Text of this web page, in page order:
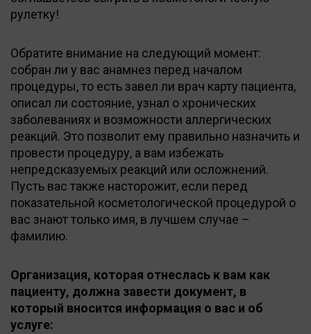
рулетку!
Обратите внимание на следующий момент:
собран ли у вас анамнез перед началом
процедуры, то есть завел ли врач карту пациента,
описал ли состояние, узнал о хронических
заболеваниях и возможности аллергических
реакций. Это позволит ему правильно назначить и
провести процедуру, а вам избежать
непредсказуемых реакций или осложнений.
Пусть вас также насторожит, если перед
показательной косметологической процедурой о
вас знают только имя, в лучшем случае –
фамилию.
Организация, которая отнеслась к вам как
пациенту, должна завести документ, в
который вносится информация о вас и об
услуге: